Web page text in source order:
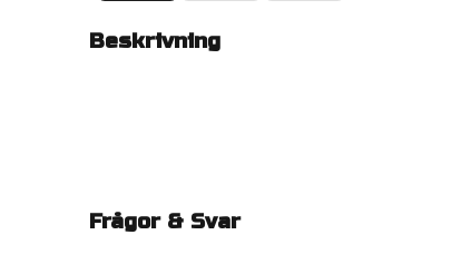
Beskrivning
Frågor & Svar